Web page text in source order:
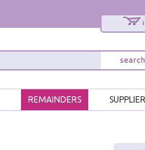
SUPPLIER
REMAINDERS